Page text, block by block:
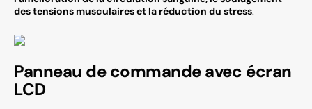
des tensions musculaires et la réduction du stress.
Panneau de commande avec écran
LCD